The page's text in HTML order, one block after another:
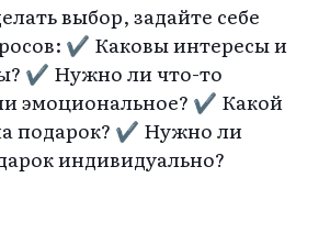
выбор, задайте себе
✔ Каковы интересы и
✔ Нужно ли что-то
эмоциональное? ✔ Какой
подарок? ✔ Нужно ли
индивидуально?